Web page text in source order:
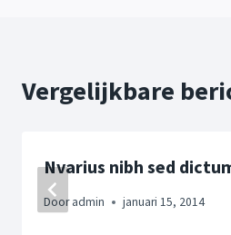
Vergelijkbare
Nvarius nibh sed
Door admin januari 15, 2014